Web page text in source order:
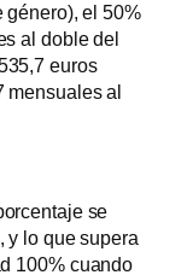
género), el 50%
al doble del
euros
mensuales al
se
y lo que supera
100% cuando